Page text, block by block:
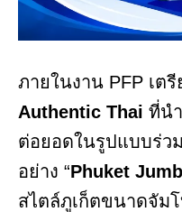
ภายในงาน PFP เต
Authentic Thai ที่น
ต่อยอดในรูปแบบร่ว
อย่าง “Phuket
สไตล์ภูเก็ตขนาดจัม